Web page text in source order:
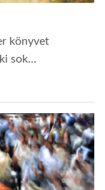
könyvet
sok…